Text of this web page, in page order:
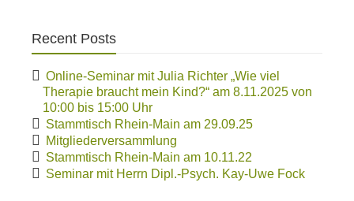
Recent Posts
Online-Seminar mit Julia Richter „Wie viel
Therapie braucht mein Kind?“ am 8.11.2025 von
10:00 bis 15:00 Uhr
Stammtisch Rhein-Main am 29.09.25
Mitgliederversammlung
Stammtisch Rhein-Main am 10.11.22
Seminar mit Herrn Dipl.-Psych. Kay-Uwe Fock